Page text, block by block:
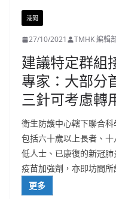
港聞
27/10/2021 TMHK 編輯
建議特定群組
專家：大部分
三針可考慮轉
衛生防護中心轄下聯合
包括六十歲以上長者、
低人士、已康復的新冠
疫苗加強劑，亦即坊間所
更多